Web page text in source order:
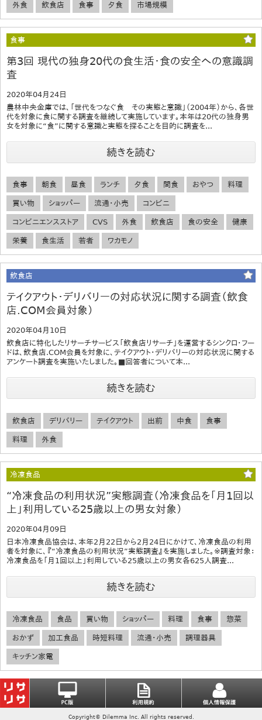
外食 飲食店 食事 夕食 市場規模
食事
第3回 現代の独身20代の食生活・食の安全への意識調
査
2020年04月24日
農林中央金庫では、「世代をつなぐ食 その実態と意識」（2004年）から、各世
代を対象に食に関する調査を継続して実施しています。本年は20代の独身男
女を対象に“食”に関する意識と実態を探ることを目的に調査を...
続きを読む
食事 朝食 昼食 ランチ 夕食 間食 おやつ 料理
買い物 ショッパー 流通・小売 コンビニ
コンビニエンスストア CVS 外食 飲食店 食の安全 健康
栄養 食生活 若者 ワカモノ
飲食店
テイクアウト・デリバリーの対応状況に関する調査（飲食
店.COM会員対象）
2020年04月10日
飲食店に特化したリサーチサービス「飲食店リサーチ」を運営するシンクロ・フー
ドは、飲食店.COM会員を対象に、テイクアウト・デリバリーの対応状況に関する
アンケート調査を実施いたしました。■回答者について本...
続きを読む
飲食店 デリバリー テイクアウト 出前 中食 食事
料理 外食
冷凍食品
“冷凍食品の利用状況”実態調査（冷凍食品を「月1回以
上」利用している25歳以上の男女対象）
2020年04月09日
日本冷凍食品協会は、本年2月22日から2月24日にかけて、冷凍食品の利用
者を対象に、『“冷凍食品の利用状況”実態調査』を実施しました。※調査対象：
冷凍食品を「月1回以上」利用している25歳以上の男女各625人調査...
続きを読む
冷凍食品 食品 買い物 ショッパー 料理 食事 惣菜
おかず 加工食品 時短料理 流通・小売 調理器具
キッチン家電
Copyright© Dilemma Inc. All rights reserved.